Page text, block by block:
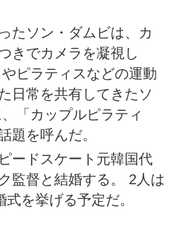
たソン・ダムビは、カ
きでカメラを凝視し
ピラティスなどの運動
日常を共有してきたソ
「カップルピラティ
題を呼んだ。
ードスケート元韓国代
監督と結婚する。 2人は
を挙げる予定だ。